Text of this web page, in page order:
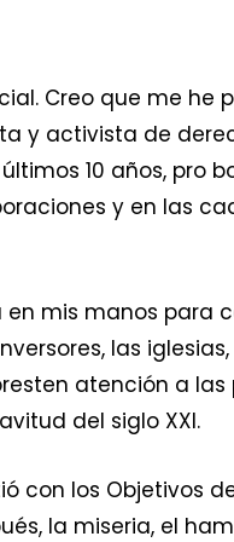
Creo que me he
y activista de
10 años, pro
y en las
mis manos para
las
atención a
del siglo XXI.
con los Objetivos
la miseria, el